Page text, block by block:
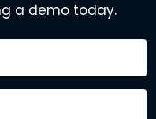
a demo today.